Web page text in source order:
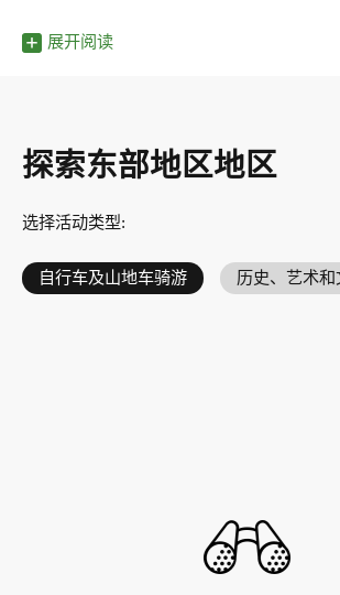
展开阅读
探索东部地区地区
选择活动类型:
自行车及山地车骑游 历史、艺术和